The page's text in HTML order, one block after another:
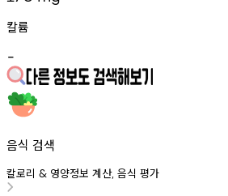
칼륨
-
음식 검색
칼로리 & 영양정보 계산, 음식 평가